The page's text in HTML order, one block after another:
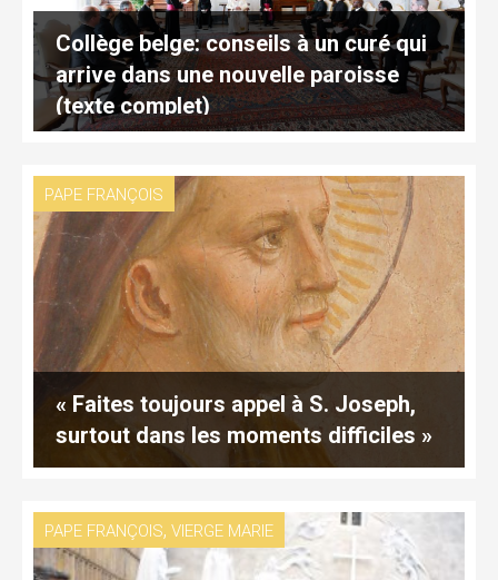
Collège belge: conseils à un curé qui
arrive dans une nouvelle paroisse
(texte complet)
PAPE FRANÇOIS
« Faites toujours appel à S. Joseph,
surtout dans les moments difficiles »
PAPE FRANÇOIS, VIERGE MARIE